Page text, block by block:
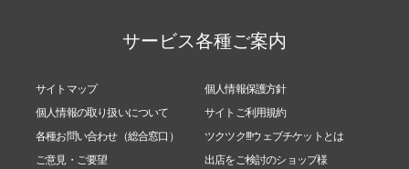
サービス各種ご案内
サイトマップ
個人情報保護方針
個人情報の取り扱いについて
サイトご利用規約
各種お問い合わせ（総合窓口）
ツクツク!!!ウェブチケットとは
ご意見・ご要望
出店をご検討のショップ様